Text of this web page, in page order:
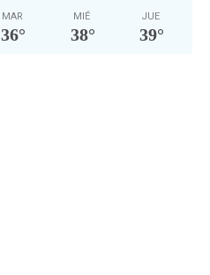
MAR
36°
MIÉ
38°
JUE
39°